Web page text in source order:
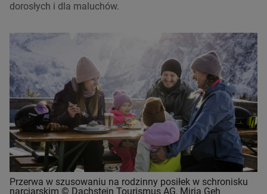
dorosłych i dla maluchów.
Przerwa w szusowaniu na rodzinny posiłek w schronisku
narciarskim © Dachstein Tourismus AG, Mirja Geh